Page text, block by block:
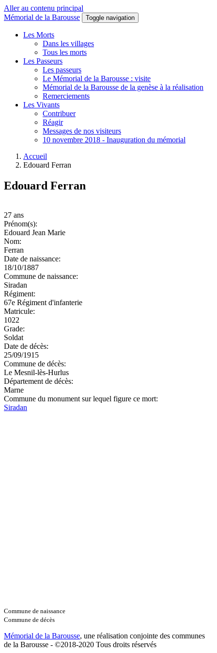
Aller au contenu principal
Mémorial de la Barousse
Toggle navigation
Les Morts
Dans les villages
Tous les morts
Les Passeurs
Les passeurs
Le Mémorial de la Barousse : visite
Mémorial de la Barousse de la genèse à la réalisation
Remerciements
Les Vivants
Contribuer
Réagir
Messages de nos visiteurs
10 novembre 2018 - Inauguration du mémorial
Accueil
Edouard Ferran
Edouard Ferran
27 ans
Prénom(s):
Edouard Jean Marie
Nom:
Ferran
Date de naissance:
18/10/1887
Commune de naissance:
Siradan
Régiment:
67e Régiment d'infanterie
Matricule:
1022
Grade:
Soldat
Date de décès:
25/09/1915
Commune de décès:
Le Mesnil-lès-Hurlus
Département de décès:
Marne
Commune du monument sur lequel figure ce mort:
Siradan
Commune de naissance
Commune de décès
Mémorial de la Barousse, une réalisation conjointe des communes
de la Barousse - ©2018-2020 Tous droits réservés